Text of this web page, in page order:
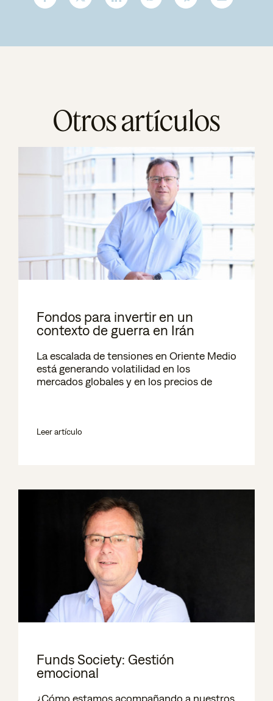
Otros artículos
Fondos para invertir en un
contexto de guerra en Irán
La escalada de tensiones en Oriente Medio
está generando volatilidad en los
mercados globales y en los precios de
Leer artículo
Funds Society: Gestión
emocional
¿Cómo estamos acompañando a nuestros